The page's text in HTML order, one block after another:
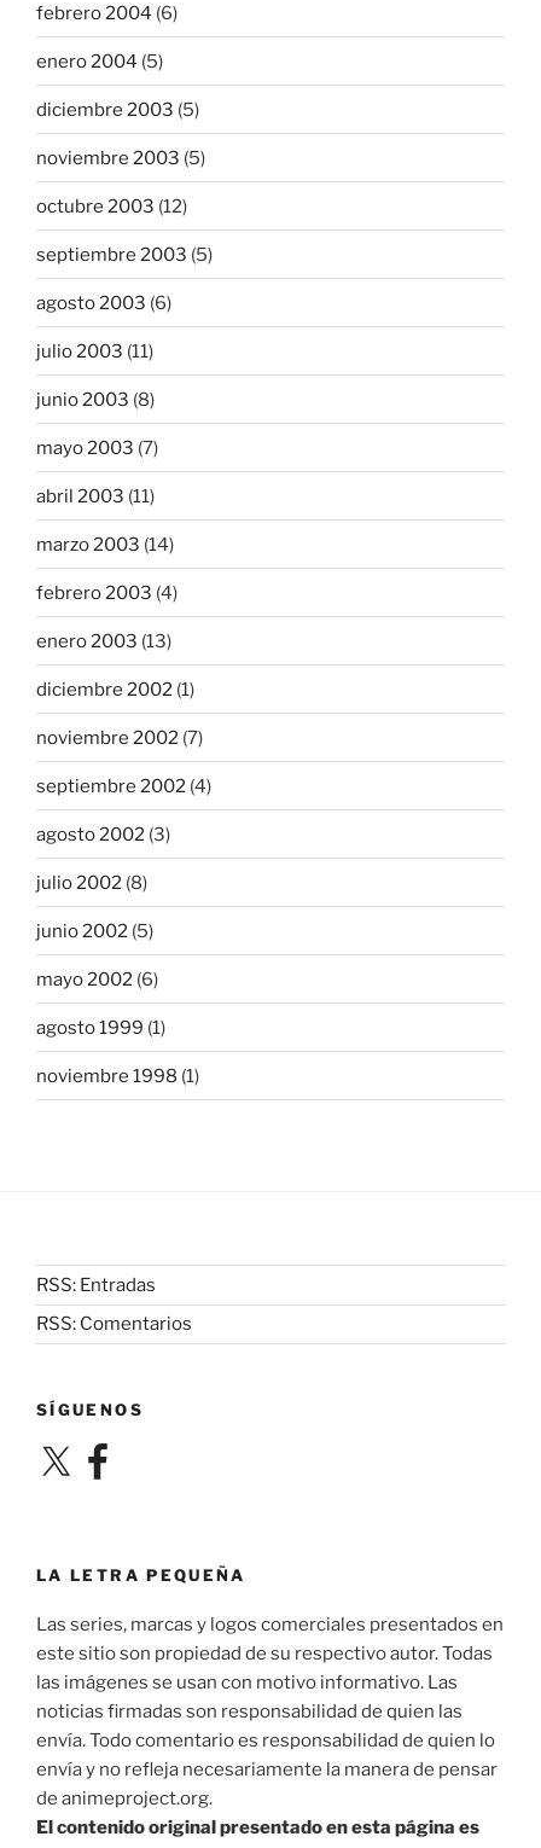
febrero 2004 (6)
enero 2004 (5)
diciembre 2003 (5)
noviembre 2003 (5)
octubre 2003 (12)
septiembre 2003 (5)
agosto 2003 (6)
julio 2003 (11)
junio 2003 (8)
mayo 2003 (7)
abril 2003 (11)
marzo 2003 (14)
febrero 2003 (4)
enero 2003 (13)
diciembre 2002 (1)
noviembre 2002 (7)
septiembre 2002 (4)
agosto 2002 (3)
julio 2002 (8)
junio 2002 (5)
mayo 2002 (6)
agosto 1999 (1)
noviembre 1998 (1)
RSS: Entradas
RSS: Comentarios
SÍGUENOS
X Facebook
LA LETRA PEQUEÑA
Las series, marcas y logos comerciales presentados en
este sitio son propiedad de su respectivo autor. Todas
las imágenes se usan con motivo informativo. Las
noticias firmadas son responsabilidad de quien las
envía. Todo comentario es responsabilidad de quien lo
envía y no refleja necesariamente la manera de pensar
de animeproject.org.
El contenido original presentado en esta página es